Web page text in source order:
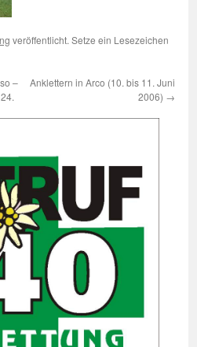
veröffentlicht. Setze ein Lesezeichen
–
Anklettern in Arco (10. bis 11. Juni
2006) →